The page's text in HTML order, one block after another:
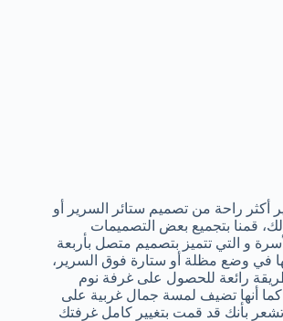
راحة من تصميم ستائر السرير أو
قمنا بتجميع بعض التصميمات
و التي تتميز بتصميم متصل بأربعة
في وضع مظلة أو ستارة فوق السرير،
رائعة للحصول على غرفة نوم
كما أنها تضيف لمسة جمال غربية على
بأنك قد قمت بتغيير كامل غرفتك